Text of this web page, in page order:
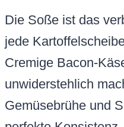
Die Soße ist das
jede
Cremige Bacon-
unwiderstehlich
Gemüsebrühe und